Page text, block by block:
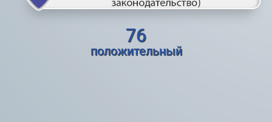
76
положительный